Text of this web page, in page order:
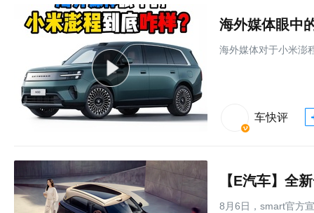
海外媒体眼中
海外媒体对于小米澎
车快评
【E汽车】全
8月6日，smart官方